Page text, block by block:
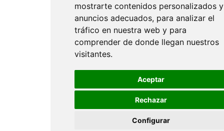
mostrarte contenidos personalizados y
anuncios adecuados, para analizar el
tráfico en nuestra web y para
comprender de donde llegan nuestros
visitantes.
Aceptar
Rechazar
Configurar